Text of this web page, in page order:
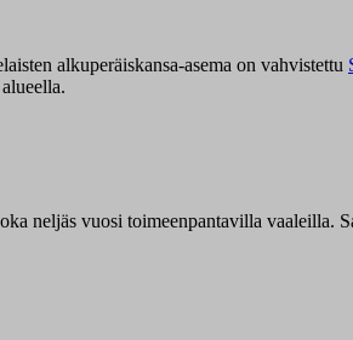
alkuperäiskansa-asema on vahvistettu
neljäs vuosi toimeenpantavilla vaaleilla.